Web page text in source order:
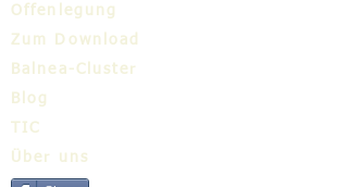
Offenlegung
Zum Download
Balnea-Cluster
Blog
TIC
Über uns